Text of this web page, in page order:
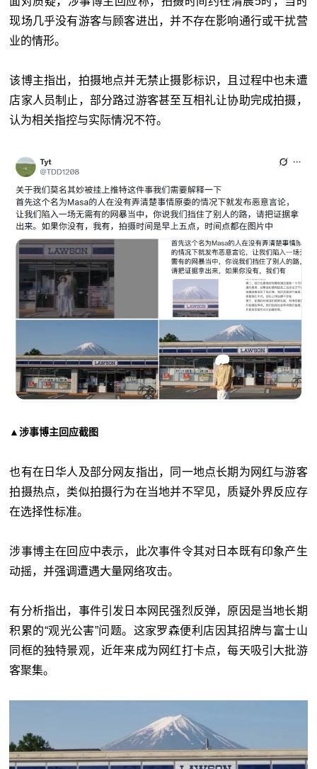
现场几乎没有游客与顾客进出，并不存在影响通行或干扰营
业的情形。
该博主指出，拍摄地点并无禁止摄影标识，且过程中也未遭
店家人员制止，部分路过游客甚至互相礼让协助完成拍摄，
认为相关指控与实际情况不符。
▲涉事博主回应截图
也有在日华人及部分网友指出，同一地点长期为网红与游客
拍摄热点，类似拍摄行为在当地并不罕见，质疑外界反应存
在选择性标准。
涉事博主在回应中表示，此次事件令其对日本既有印象产生
动摇，并强调遭遇大量网络攻击。
有分析指出，事件引发日本网民强烈反弹，原因是当地长期
积累的“观光公害”问题。这家罗森便利店因其招牌与富士山
同框的独特景观，近年来成为网红打卡点，每天吸引大批游
客聚集。